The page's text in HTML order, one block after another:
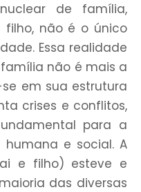
de família,
não é o único
Essa realidade
não é mais a
em sua estrutura
crises e conflitos,
para a
e social. A
e filho) esteve e
das diversas